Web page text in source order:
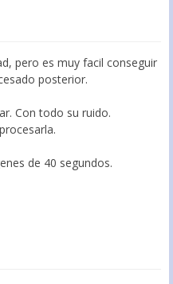
pero es muy facil conseguir
posterior.
Con todo su ruido.
de 40 segundos.